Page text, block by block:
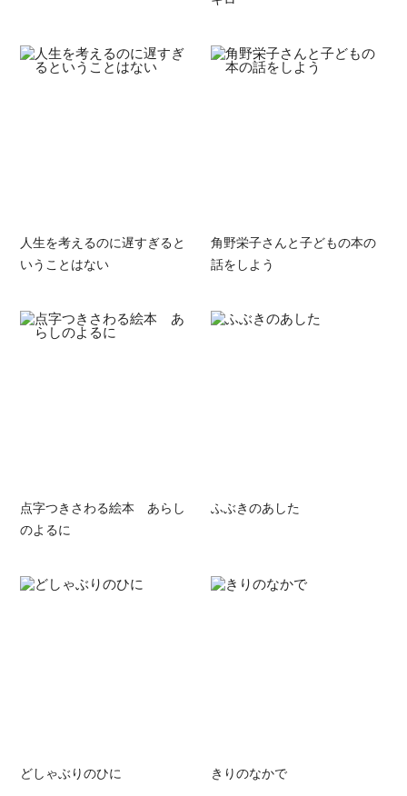
人生を考えるのに遅すぎると
いうことはない
角野栄子さんと子どもの本の
話をしよう
点字つきさわる絵本 あらし
のよるに
ふぶきのあした
どしゃぶりのひに きりのなかで